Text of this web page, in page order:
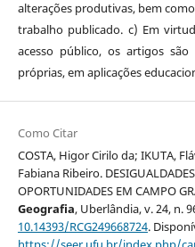
alterações produtivas, bem
trabalho publicado. c) Em
acesso público, os artigos
próprias, em aplicações
Como Citar
COSTA, Higor Cirilo da; IKUTA,
Fabiana Ribeiro.
OPORTUNIDADES EM CAMPO
Geografia, Uberlândia, v. 24, n.
10.14393/RCG249668724.